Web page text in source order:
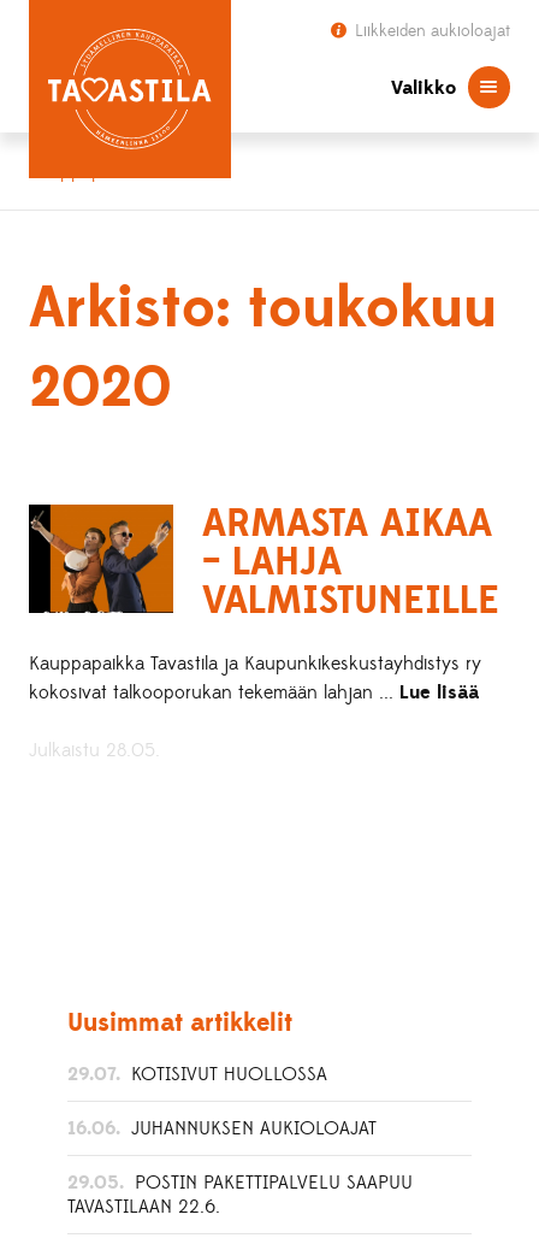
Liikkeiden aukioloajat
Valikko
Arkisto: toukokuu
2020
ARMASTA AIKAA
– LAHJA
VALMISTUNEILLE
Kauppapaikka Tavastila ja Kaupunkikeskustayhdistys ry
kokosivat talkooporukan tekemään lahjan ... Lue lisää
Julkaistu 28.05.
Uusimmat artikkelit
29.07. KOTISIVUT HUOLLOSSA
16.06. JUHANNUKSEN AUKIOLOAJAT
29.05. POSTIN PAKETTIPALVELU SAAPUU
TAVASTILAAN 22.6.